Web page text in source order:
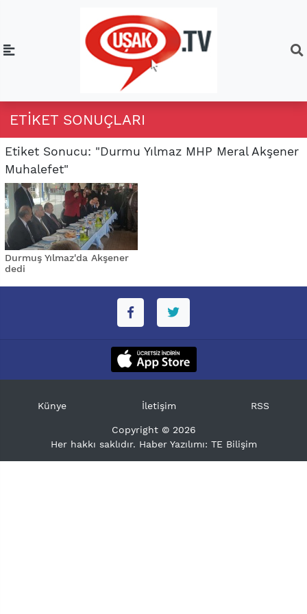
ETIKET SONUÇLARI
Etiket Sonucu: "Durmu Yılmaz MHP Meral Akşener
Muhalefet"
Durmuş Yılmaz'da Akşener
dedi
Künye İletişim RSS
Copyright © 2026
Her hakkı saklıdır. Haber Yazılımı: TE Bilişim